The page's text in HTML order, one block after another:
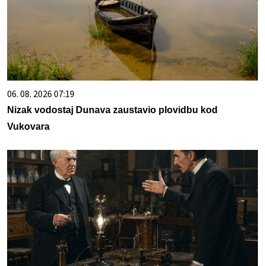
06. 08. 2026 07:19
Nizak vodostaj Dunava zaustavio plovidbu kod
Vukovara